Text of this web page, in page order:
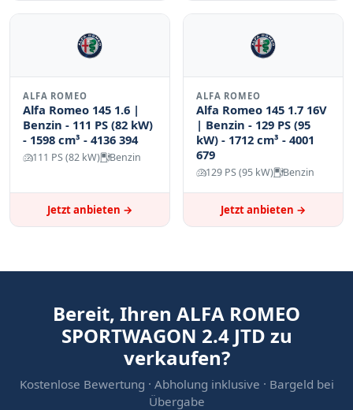
ALFA ROMEO
Alfa Romeo 145 1.6 |
Benzin - 111 PS (82 kW)
- 1598 cm³ - 4136 394
111 PS (82 kW) Benzin
Jetzt anbieten →
ALFA ROMEO
Alfa Romeo 145 1.7 16V
| Benzin - 129 PS (95
kW) - 1712 cm³ - 4001
679
129 PS (95 kW) Benzin
Jetzt anbieten →
Bereit, Ihren ALFA ROMEO
SPORTWAGON 2.4 JTD zu
verkaufen?
Kostenlose Bewertung · Abholung inklusive · Bargeld bei
Übergabe